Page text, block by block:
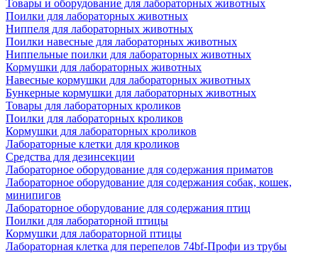
Товары и оборудование для лабораторных животных
Поилки для лабораторных животных
Ниппеля для лабораторных животных
Поилки навесные для лабораторных животных
Ниппельные поилки для лабораторных животных
Кормушки для лабораторных животных
Навесные кормушки для лабораторных животных
Бункерные кормушки для лабораторных животных
Товары для лабораторных кроликов
Поилки для лабораторных кроликов
Кормушки для лабораторных кроликов
Лабораторные клетки для кроликов
Средства для дезинсекции
Лабораторное оборудование для содержания приматов
Лабораторное оборудование для содержания собак, кошек,
минипигов
Лабораторное оборудование для содержания птиц
Поилки для лабораторной птицы
Кормушки для лабораторной птицы
Лабораторная клетка для перепелов 74bf-Профи из трубы